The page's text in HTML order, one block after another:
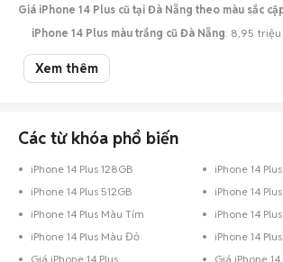
Giá iPhone 14 Plus cũ tại Đà Nẵng theo màu sắc
iPhone 14 Plus màu trắng cũ Đà Nẵng: 8,95 triệu
iPhone 14 Plus màu tím cũ Đà Nẵng
iPhone 14 Plus màu xanh dương cũ Đà Nẵng
Lưu ý: Mức giá dựa trên các tin đăng tại Chợ Tốt, chỉ
khảo.
Mua bán iPhone 14 Plus cũ tại Đà Nẵng like
giá rẻ
Chợ Tốt có 163 tin đăng bán, mua iPhone 14 Plus cũ
Xem thêm
Các từ khóa phổ biến
iPhone 14 Plus 128GB
iPhone 14
iPhone 14 Plus 512GB
iPhone 14
iPhone 14 Plus Màu Tím
iPhone 14
iPhone 14 Plus Màu Đỏ
iPhone 14
Giá iPhone 14 Plus
Giá iPhone 14